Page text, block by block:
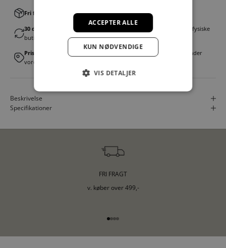
Fri fragt v. køb over 499,00 kr.│Levering 1-3 hverdage
30 dages fortrydelsesret
│Byt eller returner gratis i en af vores fysiske
butikker
Prismatch
│Vi tilbyder landsdækkende prisgaranti. Læs mere under
vores FAQ
Beskrivelse
Specifikationer
FRI FRAGT
v. køber over 499,-
Gå til element 1
Gå til element 2
Gå til element 3
Gå til element 4
ACCEPTER ALLE
KUN NØDVENDIGE
VIS DETALJER